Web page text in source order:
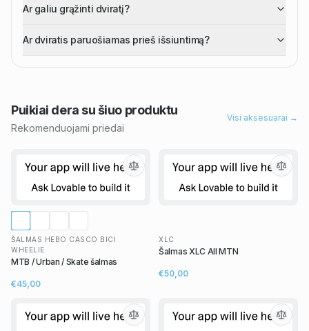
Ar galiu grąžinti dviratį?
Ar dviratis paruošiamas prieš išsiuntimą?
Puikiai dera su šiuo produktu
Rekomenduojami priedai
Visi aksesuarai →
ŠALMAS HEBO CASCO BICI
WHEELIE
MTB / Urban / Skate šalmas
€45,00
XLC
Šalmas XLC All MTN
€50,00